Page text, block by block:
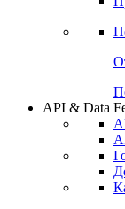
API & Data